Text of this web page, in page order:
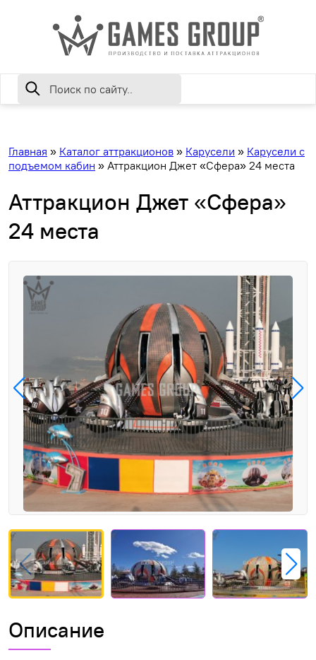
Главная » Каталог аттракционов » Карусели » Карусели с
подъемом кабин » Аттракцион Джет «Сфера» 24 места
Аттракцион Джет «Сфера»
24 места
Описание